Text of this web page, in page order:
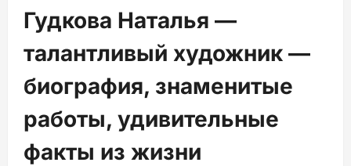
Гудкова Наталья —
талантливый художник —
биография, знаменитые
работы, удивительные
факты из жизни